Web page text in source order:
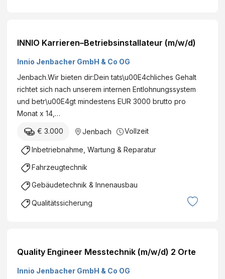
INNIO Karrieren–Betriebsinstallateur (m/w/d)
Innio Jenbacher GmbH & Co OG
Jenbach.Wir bieten dir:Dein tats\u00E4chliches Gehalt
richtet sich nach unserem internen Entlohnungssystem
und betr\u00E4gt mindestens EUR 3000 brutto pro
Monat x 14,…
€ 3.000 Jenbach Vollzeit
Inbetriebnahme, Wartung & Reparatur
Fahrzeugtechnik
Gebäudetechnik & Innenausbau
Qualitätssicherung
Quality Engineer Messtechnik (m/w/d) 2 Orte
Innio Jenbacher GmbH & Co OG